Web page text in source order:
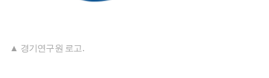
▲ 경기연구원 로고.